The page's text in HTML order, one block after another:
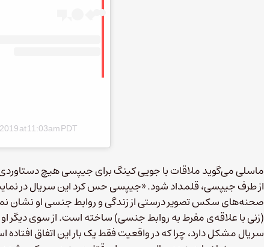
at 11:03am PDT
ماسلی می‌گوید ملاقات با جویی کینگ برای جیپسی هیچ دستاوردی
از طرف جیپسی، قلمداد شود. «جیپسی حس کرد این سریال در
صحنه‌های سکس تصویر درستی از زندگی و روابط جنسی او نشان
(زنی با علاقه‌ی مفرط به روابط جنسی) ساخته است. از سوی
سریال مشکل دارد، چرا که در واقعیت فقط یک بار این اتفاق